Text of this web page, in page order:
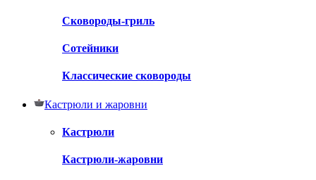
Сковороды-гриль
Сотейники
Классические сковороды
Кастрюли и жаровни
Кастрюли
Кастрюли-жаровни